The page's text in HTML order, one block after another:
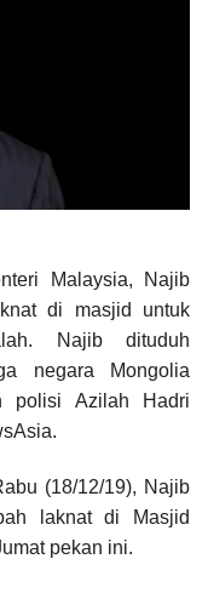
Malaysia, Najib
di masjid untuk
Najib dituduh
negara Mongolia
polisi Azilah Hadri
(18/12/19), Najib
laknat di Masjid
pekan ini.